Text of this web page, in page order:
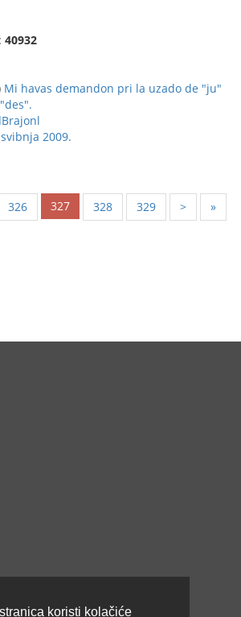
koristi kolačiće
40932
Mi havas demandon pri la uzado de "ju"
lBrajonl
2009.
326 327 328 329 > »